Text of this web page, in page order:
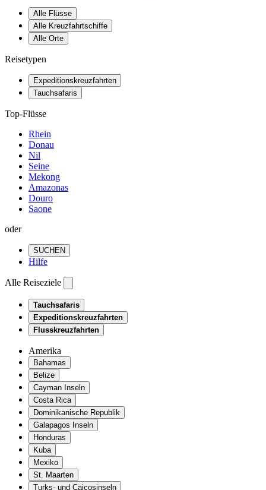
Alle Flüsse
Alle Kreuzfahrtschiffe
Alle Orte
Reisetypen
Expeditionskreuzfahrten
Tauchsafaris
Top-Flüsse
Rhein
Donau
Nil
Seine
Mekong
Amazonas
Douro
Saone
oder
SUCHEN
Hilfe
Alle Reiseziele
Tauchsafaris
Expeditionskreuzfahrten
Flusskreuzfahrten
Amerika
Bahamas
Belize
Cayman Inseln
Costa Rica
Dominikanische Republik
Galapagos Inseln
Honduras
Kuba
Mexiko
St. Maarten
Turks- und Caicosinseln